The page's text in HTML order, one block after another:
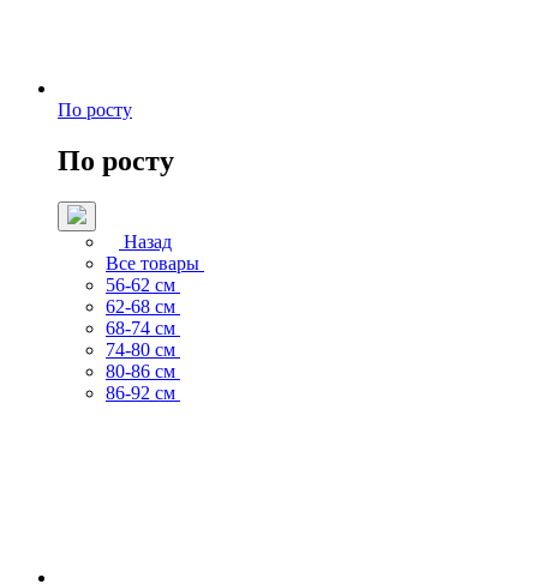
По росту
По росту
Назад
Все товары
56-62 см
62-68 см
68-74 см
74-80 см
80-86 см
86-92 см